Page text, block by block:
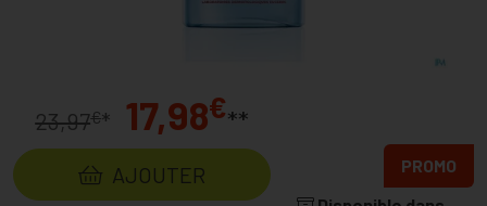
23,97€* 17,98€**
AJOUTER
PROMO